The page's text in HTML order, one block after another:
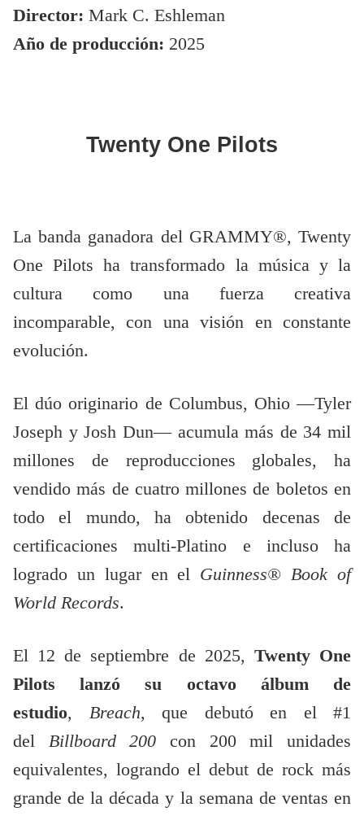
Director: Mark C. Eshleman
Año de producción: 2025
Twenty One Pilots
La banda ganadora del GRAMMY®, Twenty
One Pilots ha transformado la música y la
cultura como una fuerza creativa
incomparable, con una visión en constante
evolución.
El dúo originario de Columbus, Ohio —Tyler
Joseph y Josh Dun— acumula más de 34 mil
millones de reproducciones globales, ha
vendido más de cuatro millones de boletos en
todo el mundo, ha obtenido decenas de
certificaciones multi-Platino e incluso ha
logrado un lugar en el Guinness® Book of
World Records.
El 12 de septiembre de 2025, Twenty One
Pilots lanzó su octavo álbum de
estudio, Breach, que debutó en el #1
del Billboard 200 con 200 mil unidades
equivalentes, logrando el debut de rock más
grande de la década y la semana de ventas en